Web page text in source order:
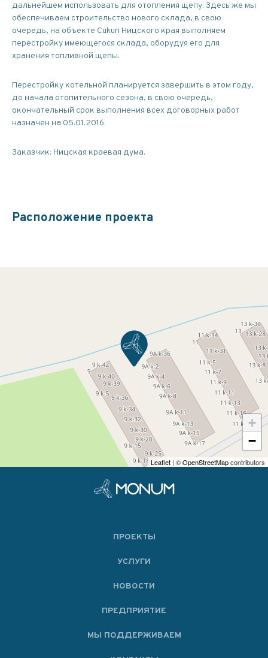
дальнейшем использовать для отопления щепу. Здесь же мы
обеспечиваем строительство нового склада, в свою
очередь, на объекте Cukuri Ницского края выполняем
перестройку имеющегося склада, оборудуя его для
хранения топливной щепы.
Перестройку котельной планируется завершить в этом году,
до начала отопительного сезона, в свою очередь,
окончательный срок выполнения всех договорных работ
назначен на 05.01.2016.
Заказчик: Ницская краевая дума.
Расположение проекта
+
−
Leaflet | ©OpenStreetMapcontributors
ПРОЕКТЫ
УСЛУГИ
НОВОСТИ
ПРЕДПРИЯТИЕ
МЫ ПОДДЕРЖИВАЕМ